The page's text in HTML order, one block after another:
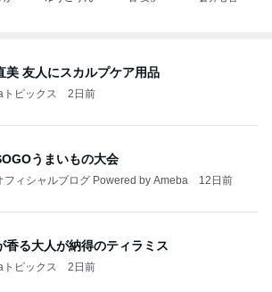
美 友人にスカルプケア用品
ピックス 2日前
うまいもの大会
フィシャルブログ Powered by Ameba 12日前
香る大人が納得のティラミス
ピックス 2日前